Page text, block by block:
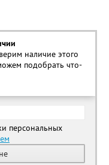
наличие этого
подобрать что-
персональных